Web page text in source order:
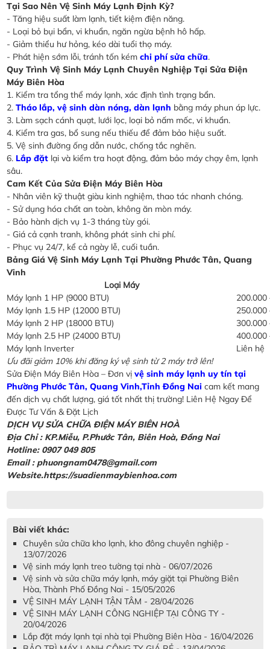
Tại Sao Nên Vệ Sinh Máy Lạnh Định Kỳ?
- Tăng hiệu suất làm lạnh, tiết kiệm điện năng.
- Loại bỏ bụi bẩn, vi khuẩn, ngăn ngừa bệnh hô hấp.
- Giảm thiểu hư hỏng, kéo dài tuổi thọ máy.
- Phát hiện sớm lỗi, tránh tốn kémchi phí sửa chữa.
Quy Trình Vệ Sinh Máy Lạnh Chuyên Nghiệp Tại Sửa Điện
Máy Biên Hòa
1. Kiểm tra tổng thể máy lạnh, xác định tình trạng bẩn.
2.Tháo lắp, vệ sinh dàn nóng, dàn lạnh bằng máy phun áp lực.
3. Làm sạch cánh quạt, lưới lọc, loại bỏ nấm mốc, vi khuẩn.
4. Kiểm tra gas, bổ sung nếu thiếu để đảm bảo hiệu suất.
5. Vệ sinh đường ống dẫn nước, chống tắc nghẽn.
6. Lắp đặt lại và kiểm tra hoạt động, đảm bảo máy chạy êm, lạnh
sâu.
Cam Kết Của Sửa Điện Máy Biên Hòa
- Nhân viên kỹ thuật giàu kinh nghiệm, thao tác nhanh chóng.
- Sử dụng hóa chất an toàn, không ăn mòn máy.
- Bảo hành dịch vụ 1-3 tháng tùy gói.
- Giá cả cạnh tranh, không phát sinh chi phí.
- Phục vụ 24/7, kể cả ngày lễ, cuối tuần.
Bảng Giá Vệ Sinh Máy Lạnh Tại Phường Phước Tân, Quang
Vinh
Loại Máy
Máy lạnh 1 HP (9000 BTU)
200.000
Máy lạnh 1.5 HP (12000 BTU)
250.000
Máy lạnh 2 HP (18000 BTU)
300.000
Máy lạnh 2.5 HP (24000 BTU)
400.000
Máy lạnh Inverter
Liên hệ
Ưu đãi giảm 10% khi đăng ký vệ sinh từ 2 máy trở lên!
Sửa Điện Máy Biên Hòa – Đơn vịvệ sinh máy lạnh uy tín tại
Phường Phước Tân, Quang Vinh,Tỉnh Đồng Nai cam kết mang
đến dịch vụ chất lượng, giá tốt nhất thị trường! Liên Hệ Ngay Để
Được Tư Vấn & Đặt Lịch
DỊCH VỤ SỬA CHỮA ĐIỆN MÁY BIÊN HOÀ
Địa Chỉ :KP.Miễu, P.Phước Tân, Biên Hoà, Đồng Nai
Hotline: 0907 049 805
Email : phuongnam0478@gmail.com
Website.https://suadienmaybienhoa.com
Bài viết khác:
Chuyên sửa chữa kho lạnh, kho đông chuyên nghiệp -
13/07/2026
Vệ sinh máy lạnh treo tường tại nhà - 06/07/2026
Vệ sinh và sửa chữa máy lạnh, máy giặt tại Phường Biên
Hòa, Thành Phố Đồng Nai - 15/05/2026
VỆ SINH MÁY LẠNH TẬN TÂM - 28/04/2026
VỆ SINH MÁY LẠNH CÔNG NGHIỆP TẠI CÔNG TY -
20/04/2026
Lắp đặt máy lạnh tại nhà tại Phường Biên Hòa - 16/04/2026